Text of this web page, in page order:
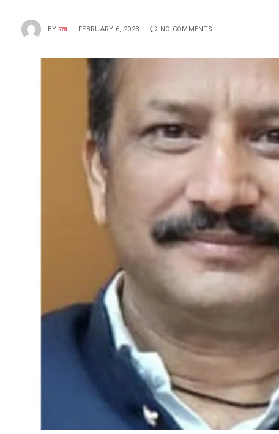
BY सच FEBRUARY 6, 2023 NO COMMENTS